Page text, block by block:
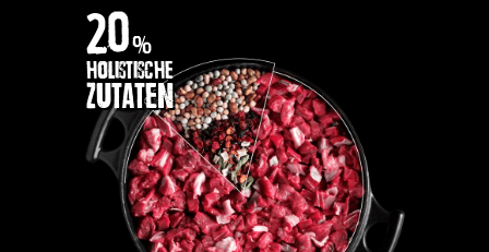
20%
holistische
Zutaten